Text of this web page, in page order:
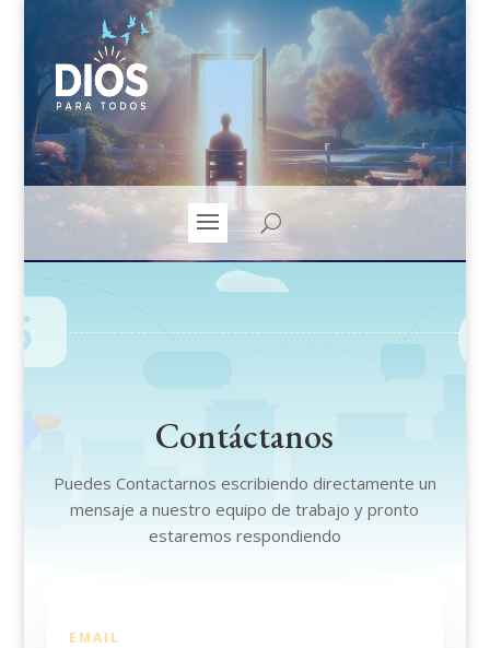
Contáctanos
Puedes Contactarnos escribiendo directamente un
mensaje a nuestro equipo de trabajo y pronto
estaremos respondiendo
EMAIL